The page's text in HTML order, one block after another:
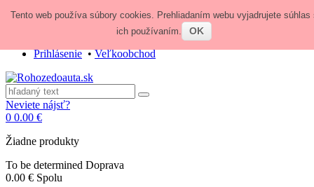
Zavolajte nám:+421 948 84 64 64
obchod@rohozedoauta.sk
Prihlásenie•Veľkoobchod
Neviete nájsť?
0 0.00 €
Žiadne produkty
To be determined Doprava
0.00 € Spolu
Tento web používa súbory cookies. Prehliadaním webu vyjadrujete súhlas
ich používaním.
OK